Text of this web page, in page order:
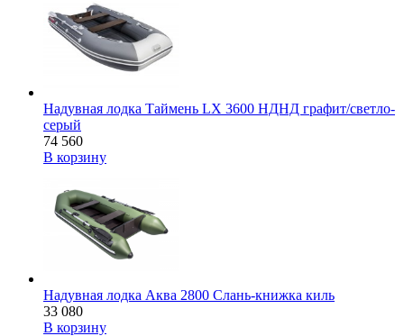
Надувная лодка Таймень LX 3600 НДНД графит/светло-
серый
74 560
В корзину
Надувная лодка Аква 2800 Слань-книжка киль
33 080
В корзину